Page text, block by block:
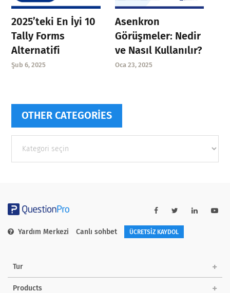
2025’teki En İyi 10
Tally Forms
Alternatifi
Şub 6, 2025
Asenkron
Görüşmeler: Nedir
ve Nasıl Kullanılır?
Oca 23, 2025
OTHER CATEGORIES
categories
Yardım Merkezi Canlı sohbet ÜCRETSİZ KAYDOL
Tur
Products